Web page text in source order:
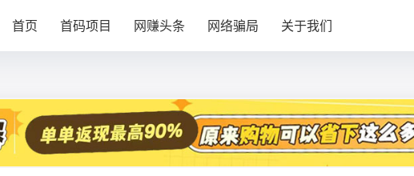
首页 首码项目 网赚头条 网络骗局 关于我们